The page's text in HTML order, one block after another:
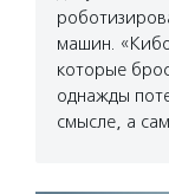
машин.
которые
однажды
смысле, а